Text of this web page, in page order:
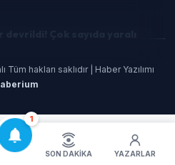
1
SON DAKIKA YAZARLAR
hakları saklıdır | Haber Yazılımı